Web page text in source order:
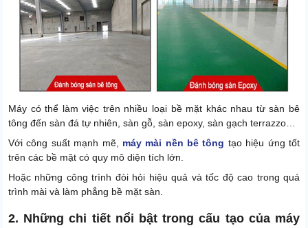
Máy có thể làm việc trên nhiều loại bề mặt khác nhau từ sàn bê
tông đến sàn đá tự nhiên, sàn gỗ, sàn epoxy, sàn gạch terrazzo…
Với công suất mạnh mẽ, máy mài nền bê tông tạo hiệu ứng tốt
trên các bề mặt có quy mô diện tích lớn.
Hoặc những công trình đòi hỏi hiệu quả và tốc độ cao trong quá
trình mài và làm phẳng bề mặt sàn.
2. Những chi tiết nổi bật trong cấu tạo của máy